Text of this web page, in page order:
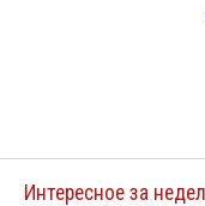
Интересное за